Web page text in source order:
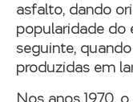
asfalto, dando
popularidade do
seguinte,
produzidas em
Nos anos 1970,